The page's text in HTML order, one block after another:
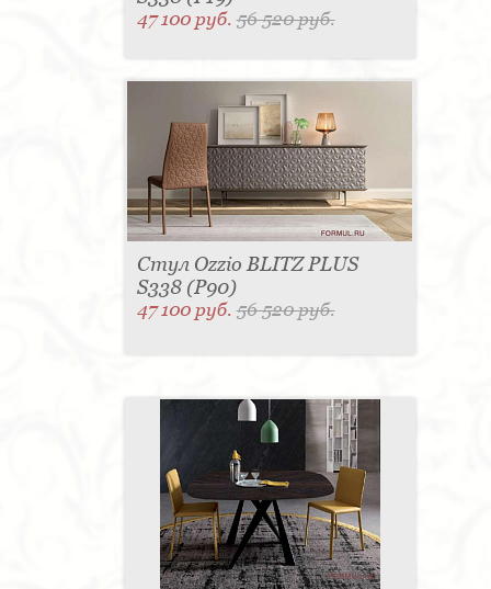
47 100 руб.56 520 руб.
Стул Ozzio BLITZ PLUS
S338 (P90)
47 100 руб.56 520 руб.